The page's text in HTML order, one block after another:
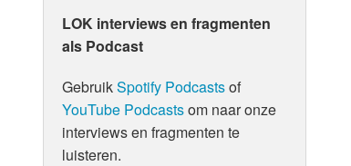
LOK interviews en fragmenten
als Podcast
GebruikSpotify Podcastsof
YouTube Podcastsom naar onze
interviews en fragmenten te
luisteren.